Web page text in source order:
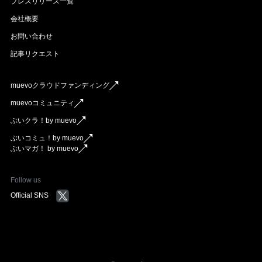
会社概要
お問い合わせ
記事リクエスト
muevoクラウドファンディング
muevoコミュニティ
ぶいクラ！by muevo
ぶいコミュ！by muevo
ぶいマガ！ by muevo
Follow us
Official SNS